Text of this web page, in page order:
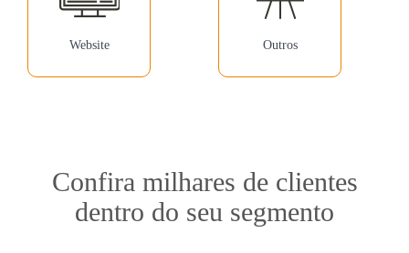
Website Outros
Confira milhares de clientes
dentro do seu segmento